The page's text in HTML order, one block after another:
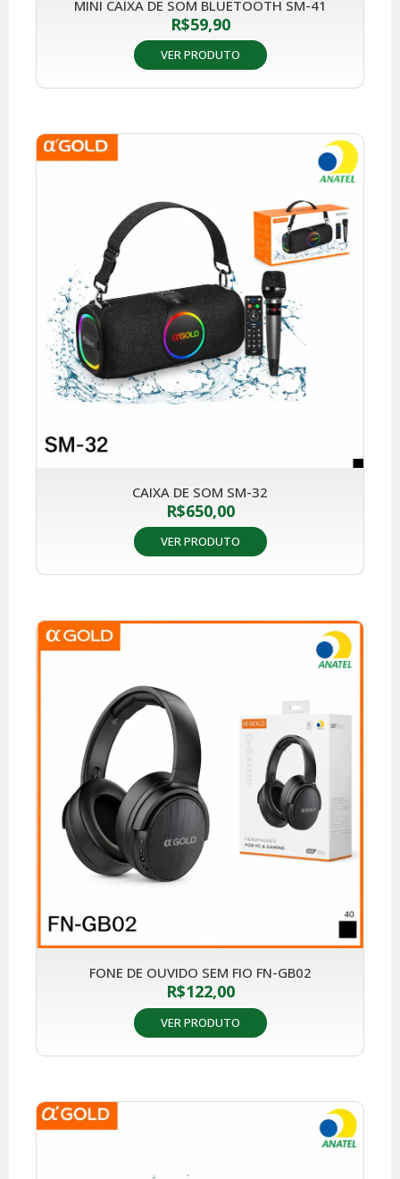
MINI CAIXA DE SOM BLUETOOTH SM-41
R$59,90
VER PRODUTO
CAIXA DE SOM SM-32
R$650,00
VER PRODUTO
FONE DE OUVIDO SEM FIO FN-GB02
R$122,00
VER PRODUTO